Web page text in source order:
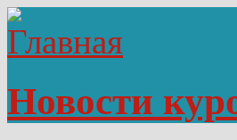
Новости